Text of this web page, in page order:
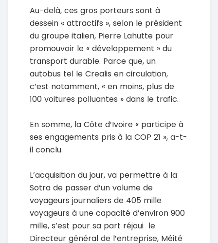
Au-delà, ces gros porteurs sont à
dessein « attractifs », selon le président
du groupe italien, Pierre Lahutte pour
promouvoir le « développement » du
transport durable. Parce que, un
autobus tel le Crealis en circulation,
c’est notamment, « en moins, plus de
100 voitures polluantes » dans le trafic.
En somme, la Côte d’Ivoire « participe à
ses engagements pris à la COP 21 », a-t-
il conclu.
L’acquisition du jour, va permettre à la
Sotra de passer d’un volume de
voyageurs journaliers de 405 mille
voyageurs à une capacité d’environ 900
mille, s’est pour sa part réjoui le
Directeur général de l’entreprise, Méité